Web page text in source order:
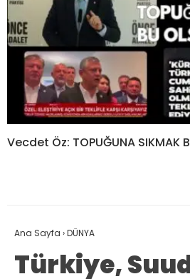
Vecdet Öz: TOPUĞUNA SIKMAK
Ana Sayfa ›DÜNYA
Türkiye,